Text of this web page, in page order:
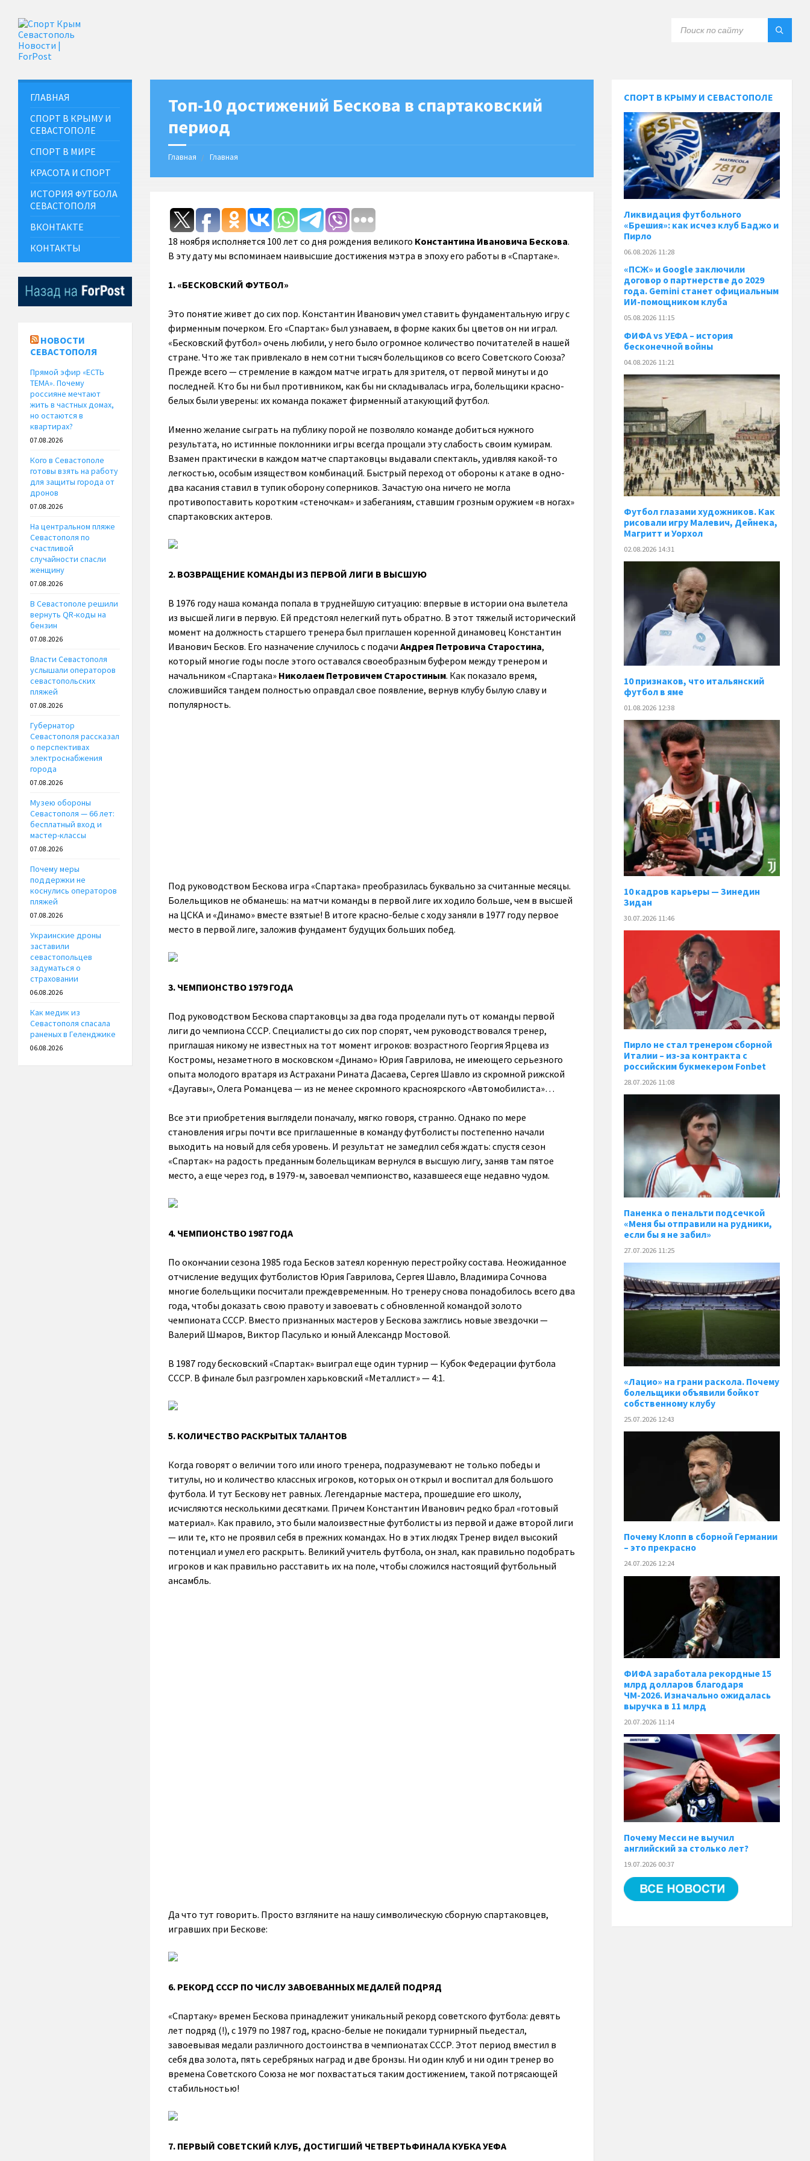
Топ-10 достижений Бескова в спартаковский
период
Главная Главная
18 ноября исполняется 100 лет со дня рождения великого Константина Ивановича Бескова.
В эту дату мы вспоминаем наивысшие достижения мэтра в эпоху его работы в «Спартаке».
1. «БЕСКОВСКИЙ ФУТБОЛ»
Это понятие живет до сих пор. Константин Иванович умел ставить фундаментальную игру с
фирменным почерком. Его «Спартак» был узнаваем, в форме каких бы цветов он ни играл.
«Бесковский футбол» очень любили, у него было огромное количество почитателей в нашей
стране. Что же так привлекало в нем сотни тысяч болельщиков со всего Советского Союза?
Прежде всего — стремление в каждом матче играть для зрителя, от первой минуты и до
последней. Кто бы ни был противником, как бы ни складывалась игра, болельщики красно-
белых были уверены: их команда покажет фирменный атакующий футбол.
Именно желание сыграть на публику порой не позволяло команде добиться нужного
результата, но истинные поклонники игры всегда прощали эту слабость своим кумирам.
Взамен практически в каждом матче спартаковцы выдавали спектакль, удивляя какой-то
легкостью, особым изяществом комбинаций. Быстрый переход от обороны к атаке в одно-
два касания ставил в тупик оборону соперников. Зачастую она ничего не могла
противопоставить коротким «стеночкам» и забеганиям, ставшим грозным оружием «в ногах»
спартаковских актеров.
2. ВОЗВРАЩЕНИЕ КОМАНДЫ ИЗ ПЕРВОЙ ЛИГИ В ВЫСШУЮ
В 1976 году наша команда попала в труднейшую ситуацию: впервые в истории она вылетела
из высшей лиги в первую. Ей предстоял нелегкий путь обратно. В этот тяжелый исторический
момент на должность старшего тренера был приглашен коренной динамовец Константин
Иванович Бесков. Его назначение случилось с подачи Андрея Петровича Старостина,
который многие годы после этого оставался своеобразным буфером между тренером и
начальником «Спартака» Николаем Петровичем Старостиным. Как показало время,
сложившийся тандем полностью оправдал свое появление, вернув клубу былую славу и
популярность.
Под руководством Бескова игра «Спартака» преобразилась буквально за считанные месяцы.
Болельщиков не обманешь: на матчи команды в первой лиге их ходило больше, чем в высшей
на ЦСКА и «Динамо» вместе взятые! В итоге красно-белые с ходу заняли в 1977 году первое
место в первой лиге, заложив фундамент будущих больших побед.
3. ЧЕМПИОНСТВО 1979 ГОДА
Под руководством Бескова спартаковцы за два года проделали путь от команды первой
лиги до чемпиона СССР. Специалисты до сих пор спорят, чем руководствовался тренер,
приглашая никому не известных на тот момент игроков: возрастного Георгия Ярцева из
Костромы, незаметного в московском «Динамо» Юрия Гаврилова, не имеющего серьезного
опыта молодого вратаря из Астрахани Рината Дасаева, Сергея Шавло из скромной рижской
«Даугавы», Олега Романцева — из не менее скромного красноярского «Автомобилиста»…
Все эти приобретения выглядели поначалу, мягко говоря, странно. Однако по мере
становления игры почти все приглашенные в команду футболисты постепенно начали
выходить на новый для себя уровень. И результат не замедлил себя ждать: спустя сезон
«Спартак» на радость преданным болельщикам вернулся в высшую лигу, заняв там пятое
место, а еще через год, в 1979-м, завоевал чемпионство, казавшееся еще недавно чудом.
4. ЧЕМПИОНСТВО 1987 ГОДА
По окончании сезона 1985 года Бесков затеял коренную перестройку состава. Неожиданное
отчисление ведущих футболистов Юрия Гаврилова, Сергея Шавло, Владимира Сочнова
многие болельщики посчитали преждевременным. Но тренеру снова понадобилось всего два
года, чтобы доказать свою правоту и завоевать с обновленной командой золото
чемпионата СССР. Вместо признанных мастеров у Бескова зажглись новые звездочки —
Валерий Шмаров, Виктор Пасулько и юный Александр Мостовой.
В 1987 году бесковский «Спартак» выиграл еще один турнир — Кубок Федерации футбола
СССР. В финале был разгромлен харьковский «Металлист» — 4:1.
5. КОЛИЧЕСТВО РАСКРЫТЫХ ТАЛАНТОВ
Когда говорят о величии того или иного тренера, подразумевают не только победы и
титулы, но и количество классных игроков, которых он открыл и воспитал для большого
футбола. И тут Бескову нет равных. Легендарные мастера, прошедшие его школу,
исчисляются несколькими десятками. Причем Константин Иванович редко брал «готовый
материал». Как правило, это были малоизвестные футболисты из первой и даже второй лиги
— или те, кто не проявил себя в прежних командах. Но в этих людях Тренер видел высокий
потенциал и умел его раскрыть. Великий учитель футбола, он знал, как правильно подобрать
игроков и как правильно расставить их на поле, чтобы сложился настоящий футбольный
ансамбль.
Да что тут говорить. Просто взгляните на нашу символическую сборную спартаковцев,
игравших при Бескове:
6. РЕКОРД СССР ПО ЧИСЛУ ЗАВОЕВАННЫХ МЕДАЛЕЙ ПОДРЯД
«Спартаку» времен Бескова принадлежит уникальный рекорд советского футбола: девять
лет подряд (!), с 1979 по 1987 год, красно-белые не покидали турнирный пьедестал,
завоевывая медали различного достоинства в чемпионатах СССР. Этот период вместил в
себя два золота, пять серебряных наград и две бронзы. Ни один клуб и ни один тренер во
времена Советского Союза не мог похвастаться таким достижением, такой потрясающей
стабильностью!
7. ПЕРВЫЙ СОВЕТСКИЙ КЛУБ, ДОСТИГШИЙ ЧЕТВЕРТЬФИНАЛА КУБКА УЕФА
ГЛАВНАЯ
СПОРТ В КРЫМУ И
СЕВАСТОПОЛЕ
СПОРТ В МИРЕ
КРАСОТА И СПОРТ
ИСТОРИЯ ФУТБОЛА
СЕВАСТОПОЛЯ
ВКОНТАКТЕ
КОНТАКТЫ
НОВОСТИ
СЕВАСТОПОЛЯ
Прямой эфир «ЕСТЬ
ТЕМА». Почему
россияне мечтают
жить в частных домах,
но остаются в
квартирах?
07.08.2026
Кого в Севастополе
готовы взять на работу
для защиты города от
дронов
07.08.2026
На центральном пляже
Севастополя по
счастливой
случайности спасли
женщину
07.08.2026
В Севастополе решили
вернуть QR-коды на
бензин
07.08.2026
Власти Севастополя
услышали операторов
севастопольских
пляжей
07.08.2026
Губернатор
Севастополя рассказал
о перспективах
электроснабжения
города
07.08.2026
Музею обороны
Севастополя — 66 лет:
бесплатный вход и
мастер-классы
07.08.2026
Почему меры
поддержки не
коснулись операторов
пляжей
07.08.2026
Украинские дроны
заставили
севастопольцев
задуматься о
страховании
06.08.2026
Как медик из
Севастополя спасала
раненых в Геленджике
06.08.2026
СПОРТ В КРЫМУ И СЕВАСТОПОЛЕ
Ликвидация футбольного
«Брешия»: как исчез клуб Баджо и
Пирло
06.08.2026 11:28
«ПСЖ» и Google заключили
договор о партнерстве до 2029
года. Gemini станет официальным
ИИ-помощником клуба
05.08.2026 11:15
ФИФА vs УЕФА – история
бесконечной войны
04.08.2026 11:21
Футбол глазами художников. Как
рисовали игру Малевич, Дейнека,
Магритт и Уорхол
02.08.2026 14:31
10 признаков, что итальянский
футбол в яме
01.08.2026 12:38
10 кадров карьеры — Зинедин
Зидан
30.07.2026 11:46
Пирло не стал тренером сборной
Италии – из-за контракта с
российским букмекером Fonbet
28.07.2026 11:08
Паненка o пенальти подсечкой
«Меня бы отправили на рудники,
если бы я не забил»
27.07.2026 11:25
«Лацио» на грани раскола. Почему
болельщики объявили бойкот
собственному клубу
25.07.2026 12:43
Почему Клопп в сборной Германии
– это прекрасно
24.07.2026 12:24
ФИФА заработала рекордные 15
млрд долларов благодаря
ЧМ-2026. Изначально ожидалась
выручка в 11 млрд
20.07.2026 11:14
Почему Месси не выучил
английский за столько лет?
19.07.2026 00:37